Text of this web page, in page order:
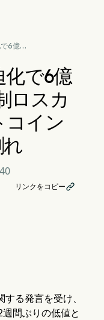
6億
は7万
化で6億
ロスカ
コイン
リンクをコピー
る発言を受け、
間ぶりの低値と